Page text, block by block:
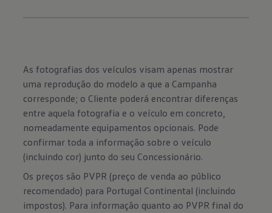
As fotografias dos veículos visam apenas mostrar
uma reprodução do modelo a que a Campanha
corresponde; o Cliente poderá encontrar diferenças
entre aquela fotografia e o veículo em concreto,
nomeadamente equipamentos opcionais. Pode
confirmar toda a informação sobre o veículo
(incluindo cor) junto do seu Concessionário.
Os preços são PVPR (preço de venda ao público
recomendado) para Portugal Continental (incluindo
impostos). Para informação quanto ao PVPR final do